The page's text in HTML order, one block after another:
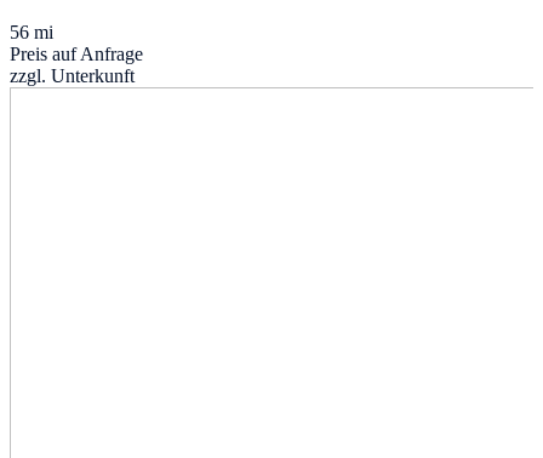
56 mi
Preis auf Anfrage
zzgl. Unterkunft